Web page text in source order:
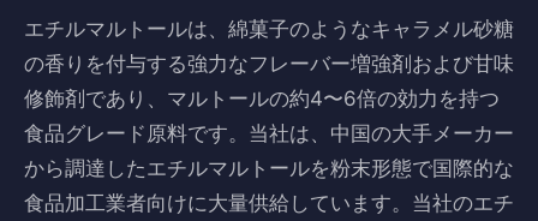
エチルマルトールは、綿菓子のようなキャラメル砂糖
の香りを付与する強力なフレーバー増強剤および甘味
修飾剤であり、マルトールの約4〜6倍の効力を持つ
食品グレード原料です。当社は、中国の大手メーカー
から調達したエチルマルトールを粉末形態で国際的な
食品加工業者向けに大量供給しています。当社のエチ